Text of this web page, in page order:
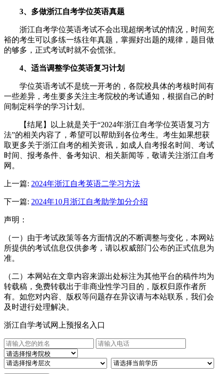
3、多做浙江自考学位英语真题
浙江自考学位英语考试不会出现超纲考试的情况，时间充
裕的考生可以多练一练往年真题，掌握好出题的规律，题目做
的够多，正式考试时就不会慌张。
4、适当调整学位英语复习计划
学位英语考试不是统一开考的，各院校具体的考核时间有
一些差异，考生要多关注主考院校的考试通知，根据自己的时
间制定科学的学习计划。
【结尾】以上就是关于“2024年浙江自考学位英语复习方
法”的相关内容了，希望可以帮助到各位考生。考生如果想获
取更多关于浙江自考的相关资讯，如成人自考报名时间、考试
时间、报考条件、备考知识、相关新闻等，敬请关注浙江自考
网。
上一篇: 2024年浙江自考英语二学习方法
下一篇: 2024年10月浙江自考助学加分介绍
声明：
（一）由于考试政策等各方面情况的不断调整与变化，本网站
所提供的考试信息仅供参考，请以权威部门公布的正式信息为
准。
（二）本网站在文章内容来源出处标注为其他平台的稿件均为
转载稿，免费转载出于非商业性学习目的，版权归原作者所
有。如您对内容、版权等问题存在异议请与本站联系，我们会
及时进行处理解决。
浙江自学考试网上预报名入口